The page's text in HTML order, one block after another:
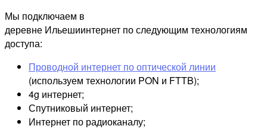
Мы подключаем в
деревне Ильешиинтернет по следующим технологиям
доступа:
Проводной интернет по оптической линии
(используем технологии PON и FTTB);
4g интернет;
Спутниковый интернет;
Интернет по радиоканалу;